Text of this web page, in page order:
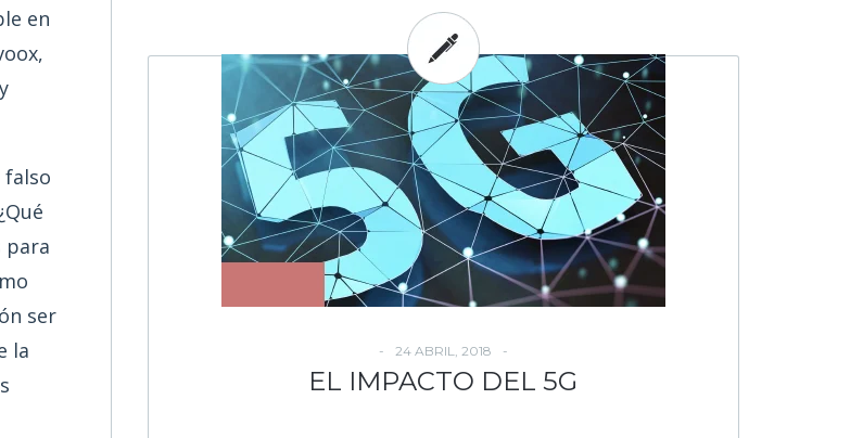
en
falso
para
ser
la
24 ABRIL, 2018
EL IMPACTO DEL 5G